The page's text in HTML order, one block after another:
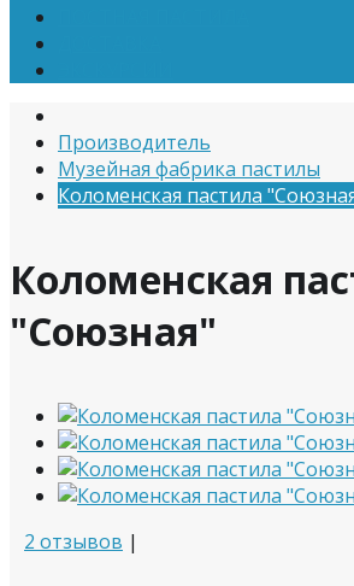
Производитель
Музейная фабрика пастилы
Коломенская пастила
Коломенская
"Союзная"
2 отзывов |